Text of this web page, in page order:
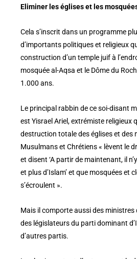
Eliminer les églises et les
Cela s’inscrit dans un programme
d’importants politiques et religieux
construction d’un temple juif à
mosquée al-Aqsa et le Dôme du
1.000 ans.
Le principal rabbin de ce soi-disant
est Yisrael Ariel, extrémiste religieux
destruction totale des églises et des
Musulmans et Chrétiens « lèvent le
et disent ‘A partir de maintenant, il
et plus d’Islam’ et que mosquées et
s’écroulent ».
Mais il comporte aussi des ministres
des législateurs du parti dominant
d’autres partis.